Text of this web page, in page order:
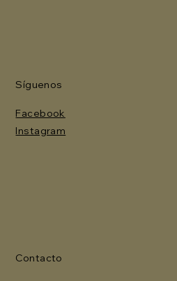
Síguenos
Facebook
Instagram
Contacto